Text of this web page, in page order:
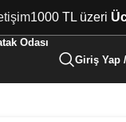
1000 TL üzeri
Odası
Giriş Yap